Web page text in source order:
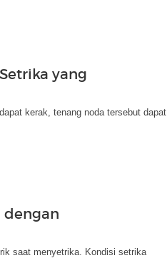
yang
kerak, tenang noda tersebut dapat
dengan
saat menyetrika. Kondisi setrika